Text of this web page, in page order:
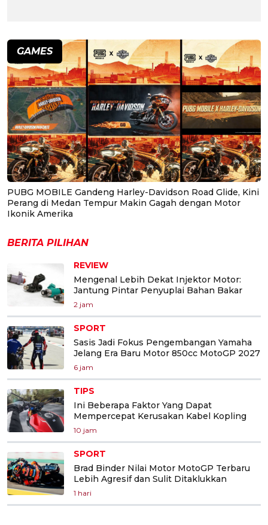
GAMES
PUBG MOBILE Gandeng Harley-Davidson Road Glide, Kini
Perang di Medan Tempur Makin Gagah dengan Motor
Ikonik Amerika
BERITA PILIHAN
REVIEW
Mengenal Lebih Dekat Injektor Motor:
Jantung Pintar Penyuplai Bahan Bakar
2 jam
SPORT
Sasis Jadi Fokus Pengembangan Yamaha
Jelang Era Baru Motor 850cc MotoGP 2027
6 jam
TIPS
Ini Beberapa Faktor Yang Dapat
Mempercepat Kerusakan Kabel Kopling
10 jam
SPORT
Brad Binder Nilai Motor MotoGP Terbaru
Lebih Agresif dan Sulit Ditaklukkan
1 hari